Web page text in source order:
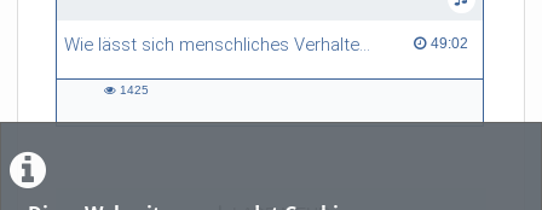
Wie lässt sich menschliches Verhalten in Notfällen erforschen? 49:02
49:02 duration
1425